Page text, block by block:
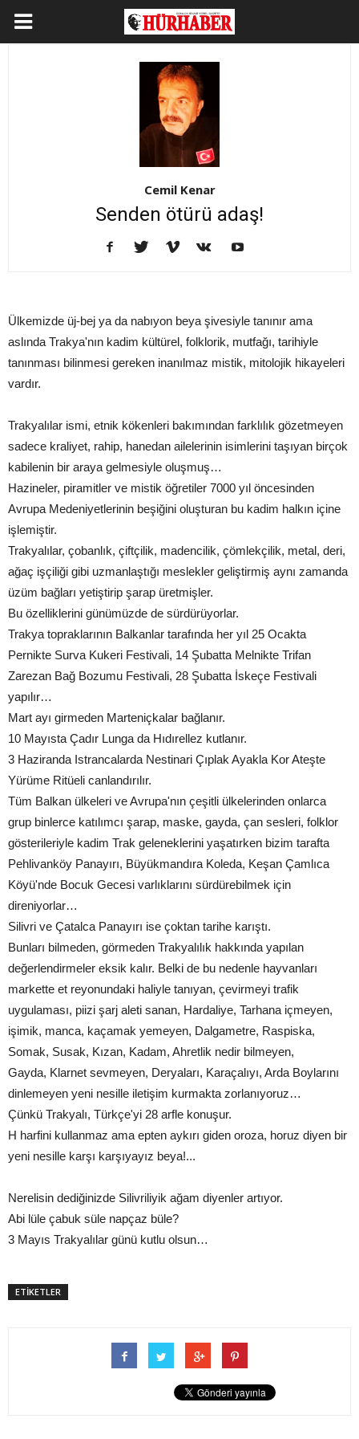
Cemil Kenar
Senden ötürü adaş!
Ülkemizde üj-bej ya da nabıyon beya şivesiyle tanınır ama
aslında Trakya'nın kadim kültürel, folklorik, mutfağı, tarihiyle
tanınması bilinmesi gereken inanılmaz mistik, mitolojik hikayeleri
vardır.
Trakyalılar ismi, etnik kökenleri bakımından farklılık gözetmeyen
sadece kraliyet, rahip, hanedan ailelerinin isimlerini taşıyan birçok
kabilenin bir araya gelmesiyle oluşmuş…
Hazineler, piramitler ve mistik öğretiler 7000 yıl öncesinden
Avrupa Medeniyetlerinin beşiğini oluşturan bu kadim halkın içine
işlemiştir.
Trakyalılar, çobanlık, çiftçilik, madencilik, çömlekçilik, metal, deri,
ağaç işçiliği gibi uzmanlaştığı meslekler geliştirmiş aynı zamanda
üzüm bağları yetiştirip şarap üretmişler.
Bu özelliklerini günümüzde de sürdürüyorlar.
Trakya topraklarının Balkanlar tarafında her yıl 25 Ocakta
Pernikte Surva Kukeri Festivali, 14 Şubatta Melnikte Trifan
Zarezan Bağ Bozumu Festivali, 28 Şubatta İskeçe Festivali
yapılır…
Mart ayı girmeden Marteniçkalar bağlanır.
10 Mayısta Çadır Lunga da Hıdırellez kutlanır.
3 Haziranda Istrancalarda Nestinari Çıplak Ayakla Kor Ateşte
Yürüme Ritüeli canlandırılır.
Tüm Balkan ülkeleri ve Avrupa'nın çeşitli ülkelerinden onlarca
grup binlerce katılımcı şarap, maske, gayda, çan sesleri, folklor
gösterileriyle kadim Trak geleneklerini yaşatırken bizim tarafta
Pehlivanköy Panayırı, Büyükmandıra Koleda, Keşan Çamlıca
Köyü'nde Bocuk Gecesi varlıklarını sürdürebilmek için
direniyorlar…
Silivri ve Çatalca Panayırı ise çoktan tarihe karıştı.
Bunları bilmeden, görmeden Trakyalılık hakkında yapılan
değerlendirmeler eksik kalır. Belki de bu nedenle hayvanları
markette et reyonundaki haliyle tanıyan, çevirmeyi trafik
uygulaması, piizi şarj aleti sanan, Hardaliye, Tarhana içmeyen,
işimik, manca, kaçamak yemeyen, Dalgametre, Raspiska,
Somak, Susak, Kızan, Kadam, Ahretlik nedir bilmeyen,
Gayda, Klarnet sevmeyen, Deryaları, Karaçalıyı, Arda Boylarını
dinlemeyen yeni nesille iletişim kurmakta zorlanıyoruz…
Çünkü Trakyalı, Türkçe'yi 28 arfle konuşur.
H harfini kullanmaz ama epten aykırı giden oroza, horuz diyen bir
yeni nesille karşı karşıyayız beya!...
Nerelisin dediğinizde Silivriliyik ağam diyenler artıyor.
Abi lüle çabuk süle napçaz büle?
3 Mayıs Trakyalılar günü kutlu olsun…
ETİKETLER